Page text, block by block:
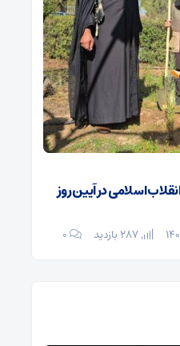
اسلامی در آیین روز
۰